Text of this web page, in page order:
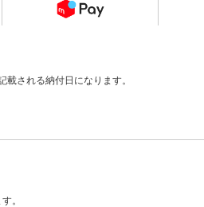
される納付日になります。
。